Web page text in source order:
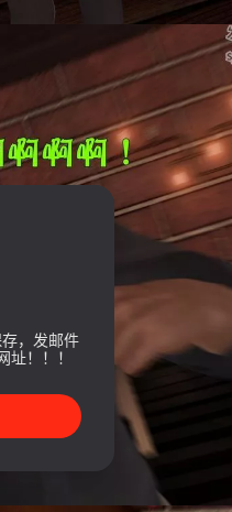
，发邮件
址！！！